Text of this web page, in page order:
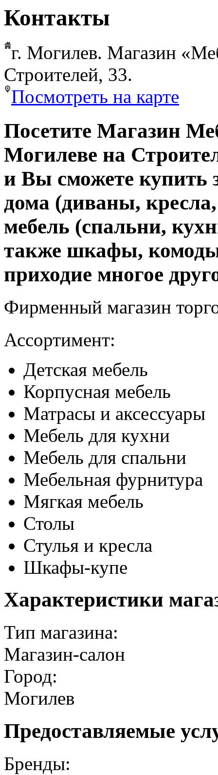
Контакты
г. Могилев. Магазин
Строителей, 33.
Посмотреть на карте
Посетите Магазин
Могилеве на
и Вы сможете купить
дома (диваны,
мебель (спальни,
также шкафы,
приходие многое
Фирменный магазин
Ассортимент:
Детская мебель
Корпусная мебель
Матрасы и аксессуары
Мебель для кухни
Мебель для спальни
Мебельная фурнитура
Мягкая мебель
Столы
Стулья и кресла
Шкафы-купе
Характеристики
Тип магазина:
Магазин-салон
Город:
Могилев
Предоставляемые
Бренды: